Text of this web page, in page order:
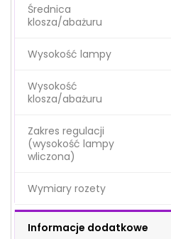
Średnica
klosza/abażuru
Wysokość lampy
Wysokość
klosza/abażuru
Zakres regulacji
(wysokość lampy
wliczona)
Wymiary rozety
Informacje dodatkowe